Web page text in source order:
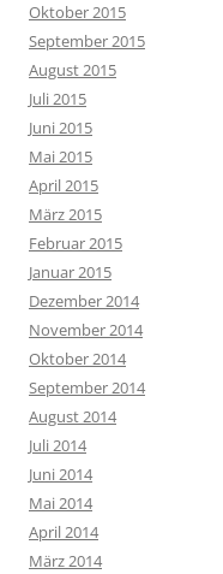
Oktober 2015
September 2015
August 2015
Juli 2015
Juni 2015
Mai 2015
April 2015
März 2015
Februar 2015
Januar 2015
Dezember 2014
November 2014
Oktober 2014
September 2014
August 2014
Juli 2014
Juni 2014
Mai 2014
April 2014
März 2014